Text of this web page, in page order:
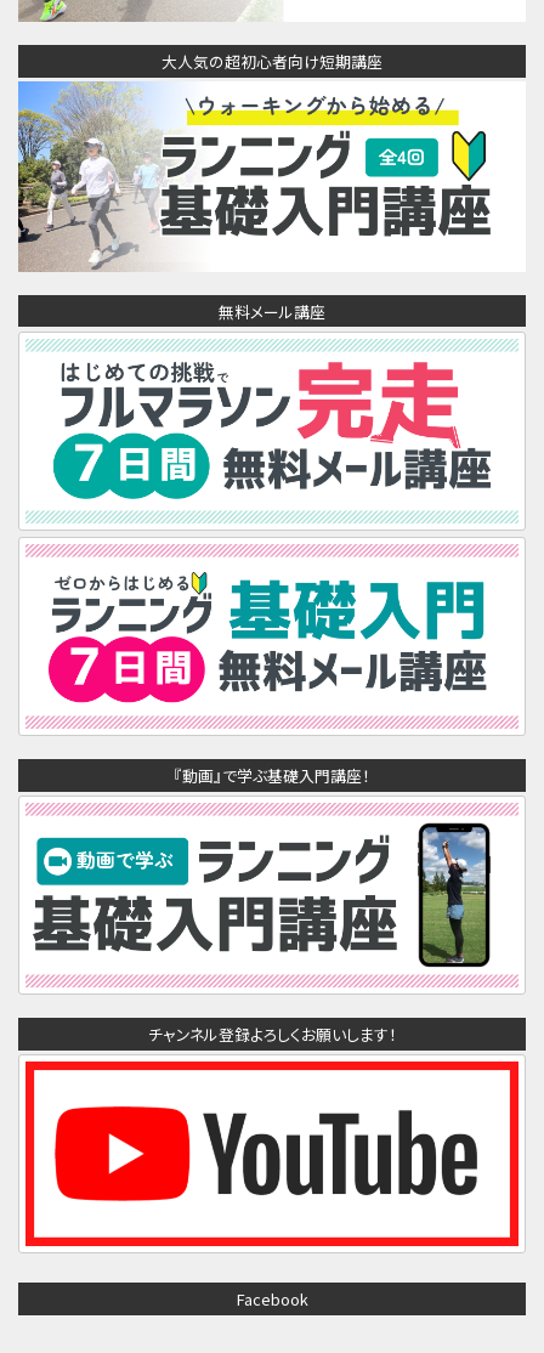
大人気の超初心者向け短期講座
無料メール講座
『動画』で学ぶ基礎入門講座！
チャンネル登録よろしくお願いします！
Facebook